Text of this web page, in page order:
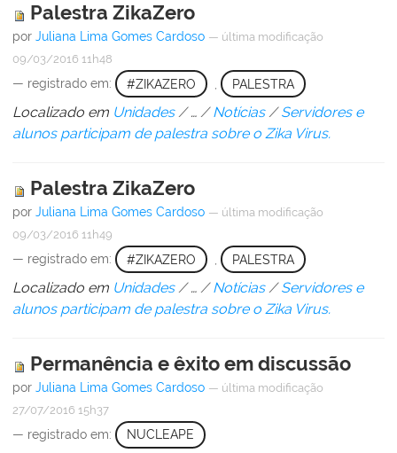
Palestra ZikaZero
por Juliana Lima Gomes Cardoso — última modificação
09/03/2016 11h48
— registrado em: #ZIKAZERO PALESTRA
Localizado em Unidades /… /Notícias /Servidores e
alunos participam de palestra sobre o Zika Virus.
Palestra ZikaZero
por Juliana Lima Gomes Cardoso — última modificação
09/03/2016 11h49
— registrado em: #ZIKAZERO PALESTRA
Localizado em Unidades /… /Notícias /Servidores e
alunos participam de palestra sobre o Zika Virus.
Permanência e êxito em discussão
por Juliana Lima Gomes Cardoso — última modificação
27/07/2016 15h37
— registrado em: NUCLEAPE